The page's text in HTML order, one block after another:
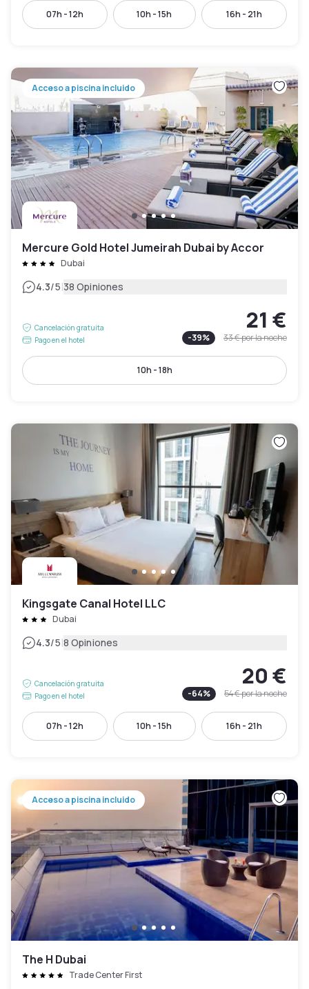
07h - 12h 10h - 15h 16h - 21h
Acceso a piscina incluido
Mercure Gold Hotel Jumeirah Dubai by Accor
Dubai
4.3/5|38 Opiniones
Cancelación gratuita
Pago en el hotel
21 €
-39% 33 €por la noche
10h - 18h
Kingsgate Canal Hotel LLC
Dubai
4.3/5|8 Opiniones
Cancelación gratuita
Pago en el hotel
20 €
-64% 54 €por la noche
07h - 12h 10h - 15h 16h - 21h
Acceso a piscina incluido
The H Dubai
Trade Center First